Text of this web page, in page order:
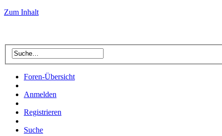
Zum Inhalt
Foren-Übersicht
Anmelden
Registrieren
Suche